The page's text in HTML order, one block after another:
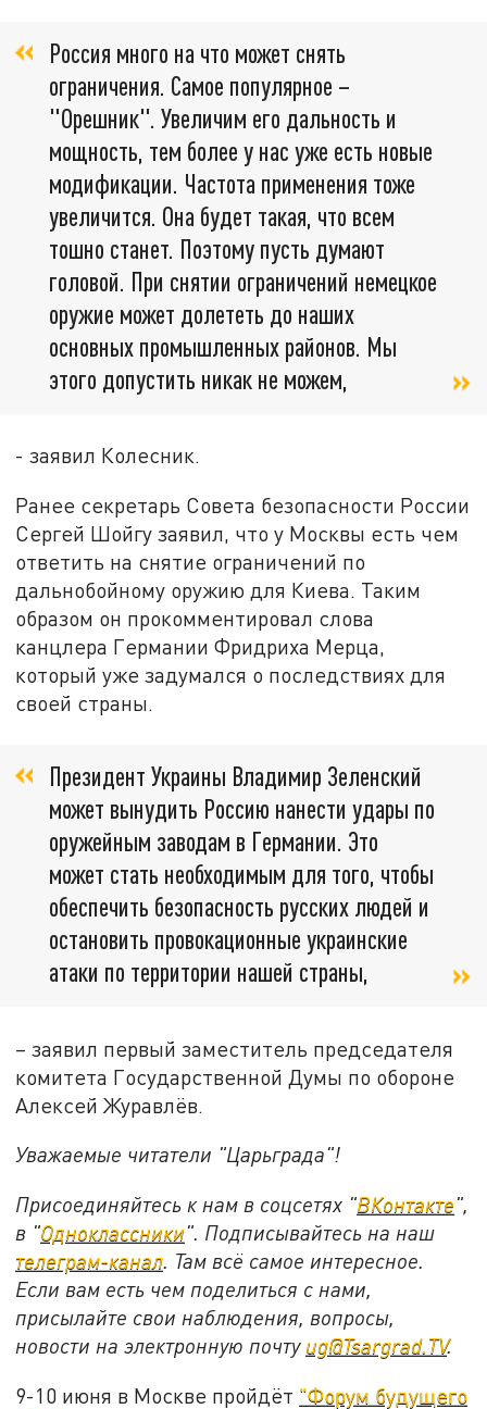
Россия много на что может снять
ограничения. Самое популярное –
"Орешник". Увеличим его дальность и
мощность, тем более у нас уже есть новые
модификации. Частота применения тоже
увеличится. Она будет такая, что всем
тошно станет. Поэтому пусть думают
головой. При снятии ограничений немецкое
оружие может долететь до наших
основных промышленных районов. Мы
этого допустить никак не можем,
- заявил Колесник.
Ранее секретарь Совета безопасности России
Сергей Шойгу заявил, что у Москвы есть чем
ответить на снятие ограничений по
дальнобойному оружию для Киева. Таким
образом он прокомментировал слова
канцлера Германии Фридриха Мерца,
который уже задумался о последствиях для
своей страны.
Президент Украины Владимир Зеленский
может вынудить Россию нанести удары по
оружейным заводам в Германии. Это
может стать необходимым для того, чтобы
обеспечить безопасность русских людей и
остановить провокационные украинские
атаки по территории нашей страны,
– заявил первый заместитель председателя
комитета Государственной Думы по обороне
Алексей Журавлёв.
Уважаемые читатели "Царьграда"!
Присоединяйтесь к нам в соцсетях "ВКонтакте",
в "Одноклассники". Подписывайтесь на наш
телеграм-канал. Там всё самое интересное.
Если вам есть чем поделиться с нами,
присылайте свои наблюдения, вопросы,
новости на электронную почту ug@Tsargrad.TV.
9-10 июня в Москве пройдёт "Форум будущего